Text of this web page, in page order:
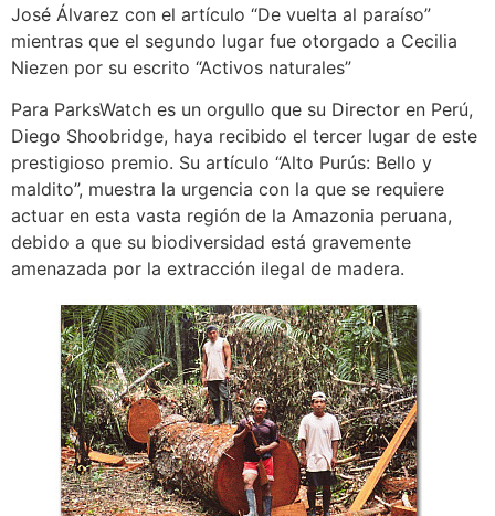
José Álvarez con el artículo “De vuelta al paraíso”
mientras que el segundo lugar fue otorgado a Cecilia
Niezen por su escrito “Activos naturales”
Para ParksWatch es un orgullo que su Director en Perú,
Diego Shoobridge, haya recibido el tercer lugar de este
prestigioso premio. Su artículo “Alto Purús: Bello y
maldito”, muestra la urgencia con la que se requiere
actuar en esta vasta región de la Amazonia peruana,
debido a que su biodiversidad está gravemente
amenazada por la extracción ilegal de madera.